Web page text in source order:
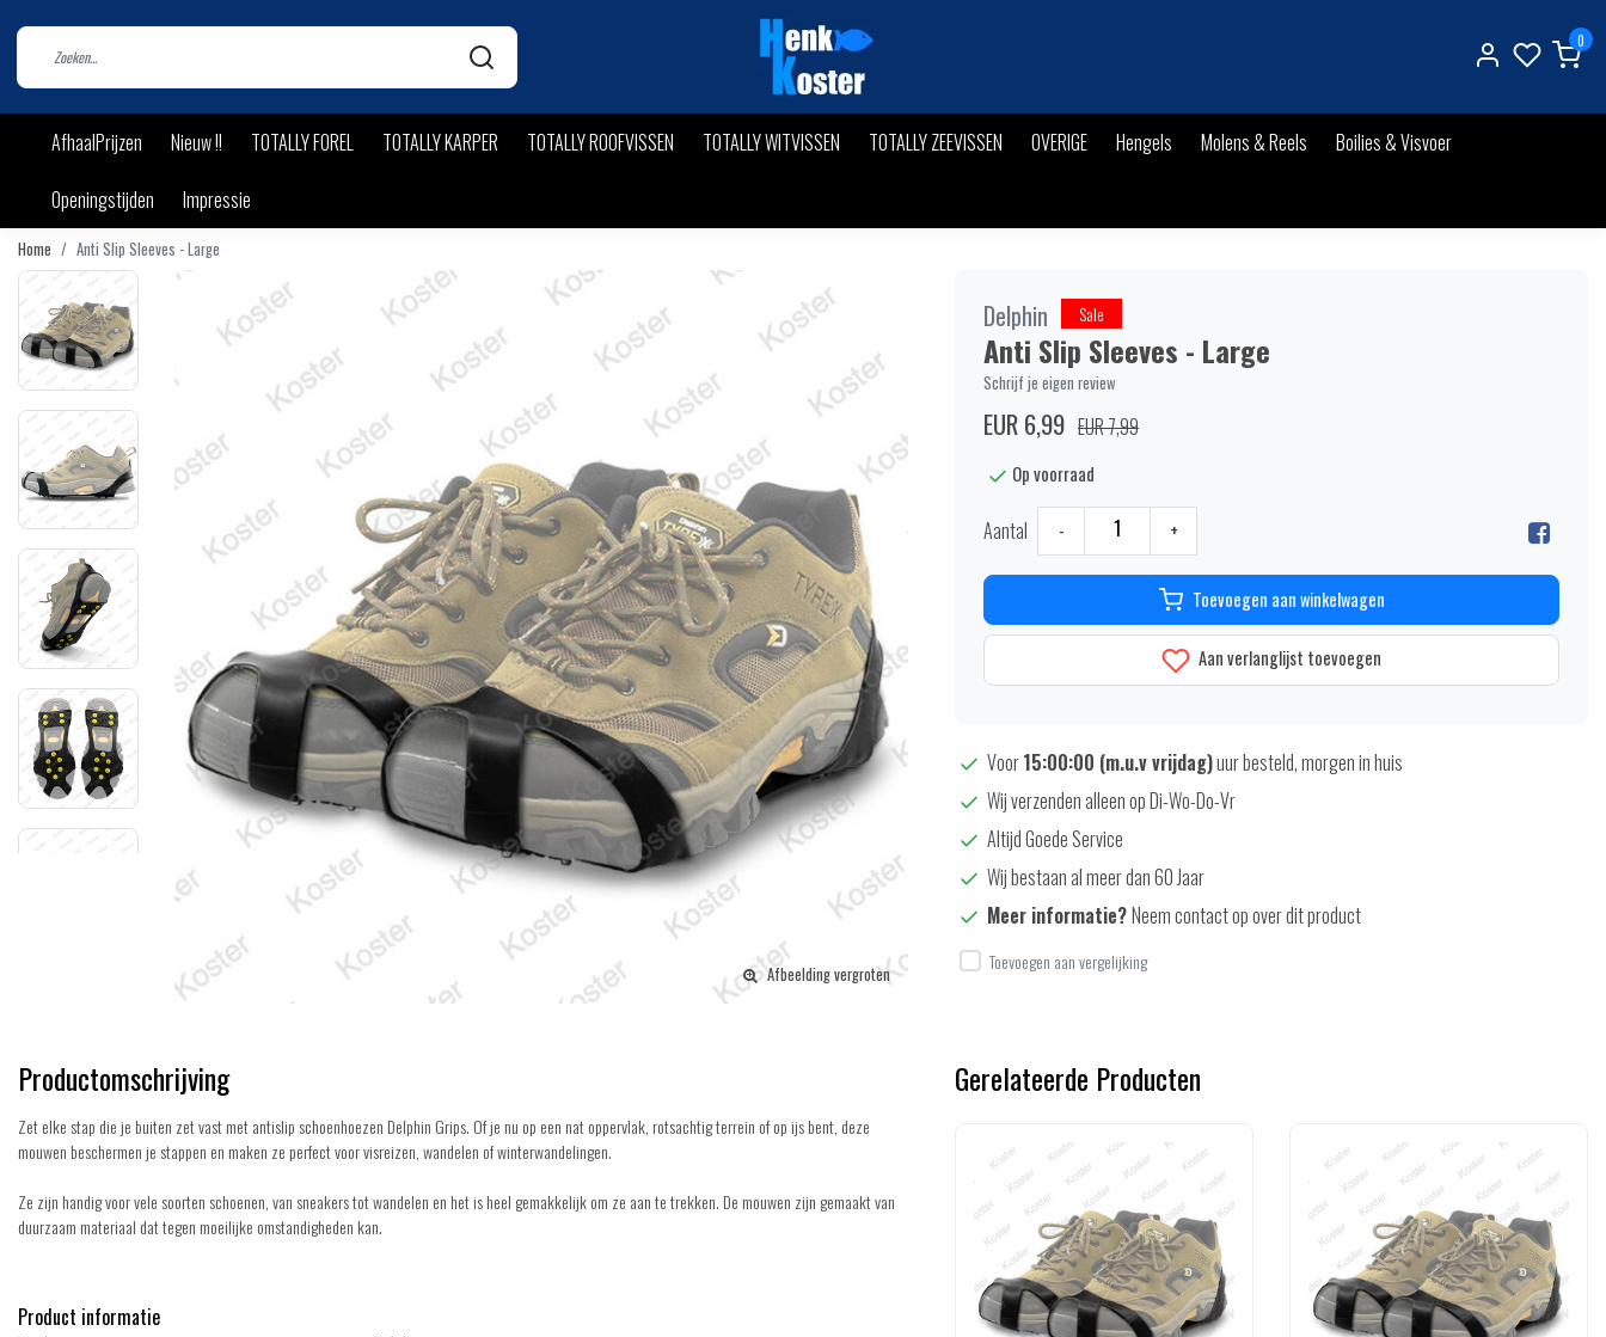
0
AfhaalPrijzen Nieuw !! TOTALLY FOREL TOTALLY KARPER TOTALLY ROOFVISSEN TOTALLY WITVISSEN TOTALLY ZEEVISSEN OVERIGE Hengels Molens & Reels
Boilies & Visvoer
Openingstijden
Impressie
Home Anti Slip Sleeves - Large
Afbeelding vergroten
Delphin Sale
Anti Slip Sleeves - Large
Schrijf je eigen review
EUR 6,99 EUR 7,99
Op voorraad
Aantal - +
Toevoegen aan winkelwagen
Aan verlanglijst toevoegen
Voor15:00:00 (m.u.v vrijdag)uur besteld, morgen in huis
Wij verzenden alleen op Di-Wo-Do-Vr
Altijd Goede Service
Wij bestaan al meer dan 60 Jaar
Meer informatie?Neem contact op over dit product
Toevoegen aan vergelijking
Productomschrijving
Zet elke stap die je buiten zet vast met antislip schoenhoezen Delphin Grips. Of je nu op een nat oppervlak, rotsachtig terrein of op ijs bent, deze
mouwen beschermen je stappen en maken ze perfect voor visreizen, wandelen of winterwandelingen.
Ze zijn handig voor vele soorten schoenen, van sneakers tot wandelen en het is heel gemakkelijk om ze aan te trekken. De mouwen zijn gemaakt van
duurzaam materiaal dat tegen moeilijke omstandigheden kan.
Product informatie
Gerelateerde Producten